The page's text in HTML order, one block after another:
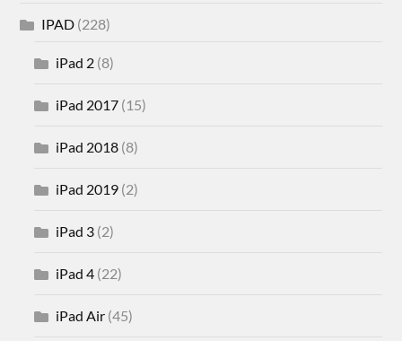
IPAD (228)
iPad 2 (8)
iPad 2017 (15)
iPad 2018 (8)
iPad 2019 (2)
iPad 3 (2)
iPad 4 (22)
iPad Air (45)